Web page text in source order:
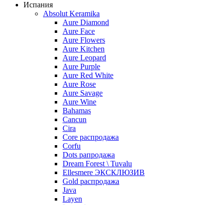
Испания
Absolut Keramika
Aure Diamond
Aure Face
Aure Flowers
Aure Kitchen
Aure Leopard
Aure Purple
Aure Red White
Aure Rose
Aure Savage
Aure Wine
Bahamas
Cancun
Cira
Core распродажа
Corfu
Dots рапродажа
Dream Forest \ Tuvalu
Ellesmere ЭКСКЛЮЗИВ
Gold распродажа
Java
Layen